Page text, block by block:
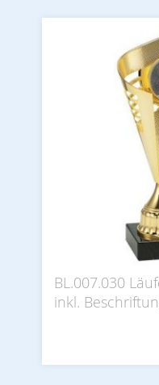
BL.007.030
inkl.